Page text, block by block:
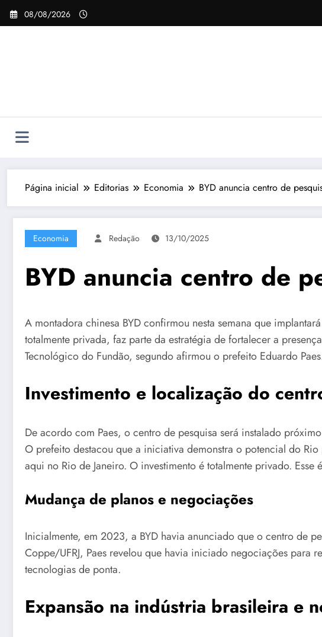
Pular
para
08/08/2026
Página inicial Editorias Economia BYD anuncia centro de
Economia Redação 13/10/2025
BYD anuncia centro de
A montadora chinesa BYD confirmou nesta semana que
totalmente privada, faz parte da estratégia de fortalecer a
Tecnológico do Fundão, segundo afirmou o prefeito Eduardo
Investimento e localização do
De acordo com Paes, o centro de pesquisa será instalado
O prefeito destacou que a iniciativa demonstra o potencial do
aqui no Rio de Janeiro. O investimento é totalmente privado. Esse
Mudança de planos e negociações
Inicialmente, em 2023, a BYD havia anunciado que o centro de
Coppe/UFRJ, Paes revelou que havia iniciado negociações
tecnologias de ponta.
Expansão na indústria brasileira e